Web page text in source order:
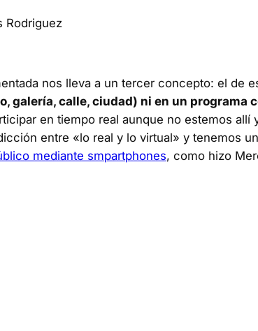
nos lleva a un tercer concepto: el de
galería, calle, ciudad) ni en un programa
en tiempo real aunque no estemos allí
entre «lo real y lo virtual» y tenemos
mediante smpartphones, como hizo